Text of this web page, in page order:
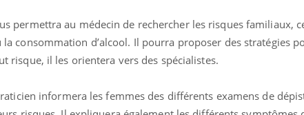
permettra au médecin de rechercher les risques familiaux,
la consommation d’alcool. Il pourra proposer des stratégies
risque, il les orientera vers des spécialistes.
informera les femmes des différents examens de